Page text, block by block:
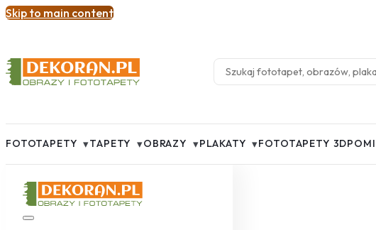
Skip to main content
FOTOTAPETY ▾TAPETY ▾OBRAZY ▾PLAKATY ▾FOTOTAPETY 3D